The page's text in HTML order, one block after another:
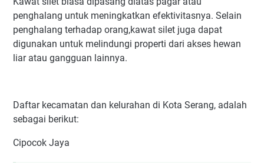
penghalang untuk meningkatkan efektivitasnya. Selain
penghalang terhadap orang,kawat silet juga dapat
digunakan untuk melindungi properti dari akses hewan
liar atau gangguan lainnya.
Daftar kecamatan dan kelurahan di Kota Serang, adalah
sebagai berikut:
Cipocok Jaya